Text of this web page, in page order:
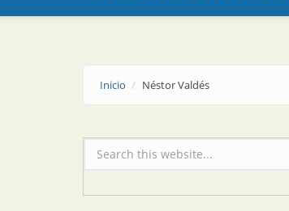
Inicio Néstor Valdés
Formulario de búsqueda